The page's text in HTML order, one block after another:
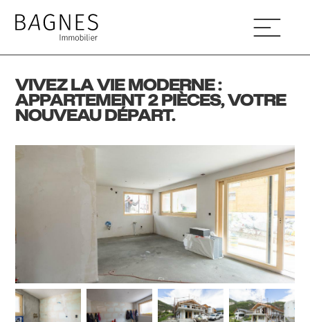
VIVEZ LA VIE MODERNE :
APPARTEMENT 2 PIÈCES, VOTRE
NOUVEAU DÉPART.